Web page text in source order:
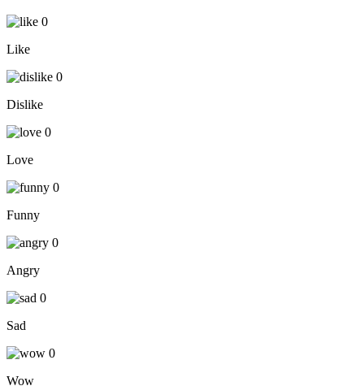
0
Like
0
Dislike
0
Love
0
Funny
0
Angry
0
Sad
0
Wow